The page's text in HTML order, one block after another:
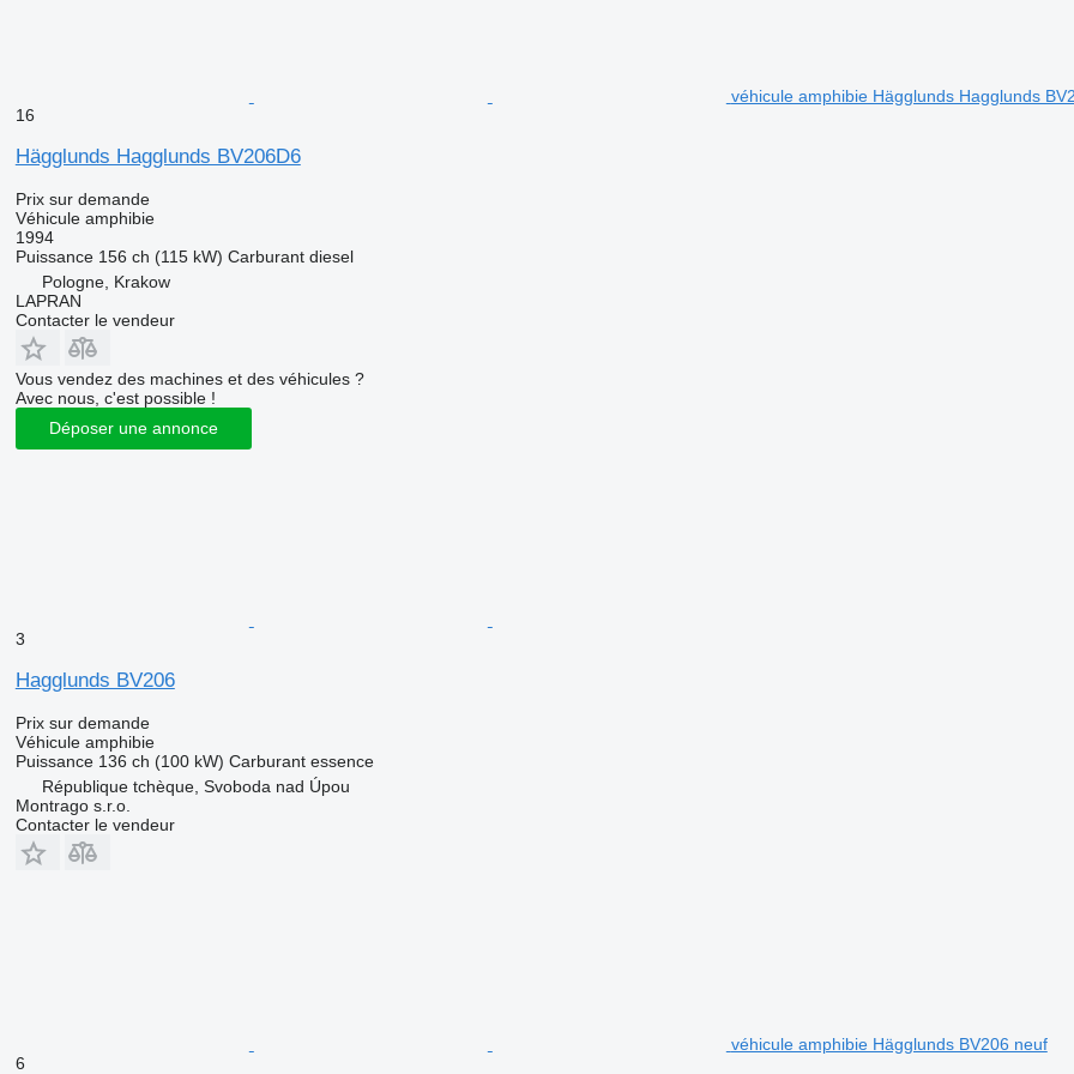
véhicule amphibie Hägglunds Hagglunds
16
Hägglunds Hagglunds BV206D6
Prix sur demande
Véhicule amphibie
1994
Puissance 156 ch (115 kW) Carburant diesel
Pologne, Krakow
LAPRAN
Contacter le vendeur
Vous vendez des machines et des véhicules ?
Avec nous, c'est possible !
Déposer une annonce
3
Hagglunds BV206
Prix sur demande
Véhicule amphibie
Puissance 136 ch (100 kW) Carburant essence
République tchèque, Svoboda nad Úpou
Montrago s.r.o.
Contacter le vendeur
véhicule amphibie Hägglunds BV206 neuf
6